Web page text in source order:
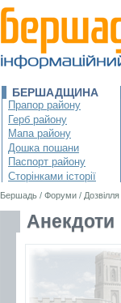
БЕРШАДЩИНА
Прапор району
Герб району
Мапа району
Дошка пошани
Паспорт району
Сторінками історії
Бершадь / Форуми / Дозвілля
Анекдоти